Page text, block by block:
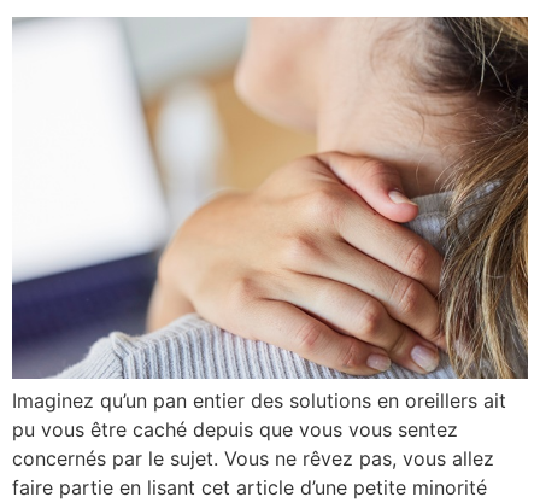
Imaginez qu’un pan entier des solutions en oreillers ait
pu vous être caché depuis que vous vous sentez
concernés par le sujet. Vous ne rêvez pas, vous allez
faire partie en lisant cet article d’une petite minorité